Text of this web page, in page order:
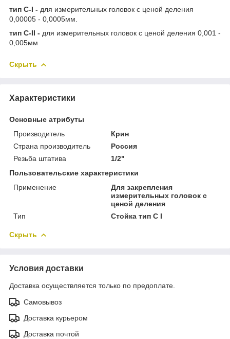
тип С-I - для измерительных головок с ценой деления
0,00005 - 0,0005мм.
тип С-II - для измерительных головок с ценой деления 0,001 -
0,005мм
Скрыть
Характеристики
Основные атрибуты
Производитель
Крин
Страна производитель
Россия
Резьба штатива
1/2"
Пользовательские характеристики
Применение
Для закрепления
измерительных головок с
ценой деления
Тип
Стойка тип С I
Скрыть
Условия доставки
Доставка осуществляется только по предоплате.
Самовывоз
Доставка курьером
Доставка почтой